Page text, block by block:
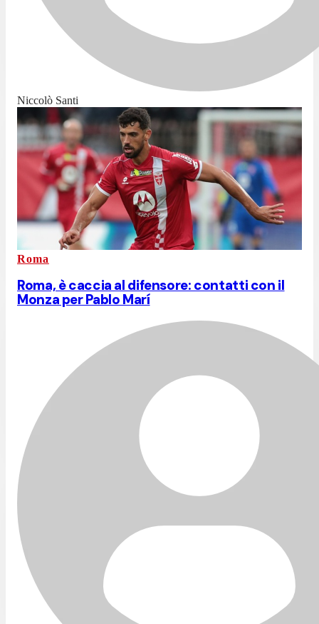
Niccolò Santi
Roma
Roma, è caccia al difensore: contatti con il
Monza per Pablo Marí